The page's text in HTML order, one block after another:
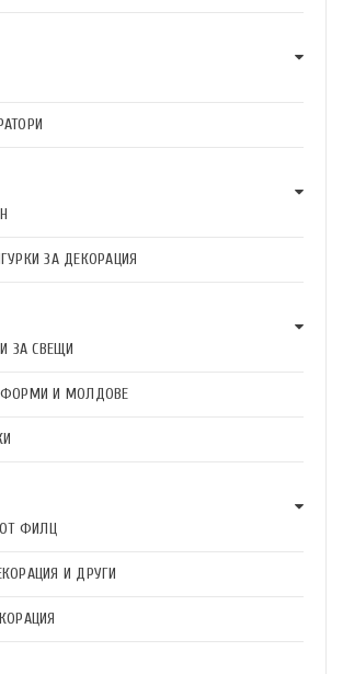
ЗА ДЕКОРАЦИЯ
ЗА СВЕЩИ
ФОРМИ И МОЛДОВЕ
ФИЛЦ
И ДРУГИ